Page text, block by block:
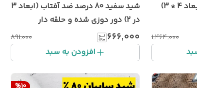
شید سفید سایبان 80%(ابعاد 4 * 3)
۱٬۴۶۴٬۰۰۰
شید سفید 80 درصد ضد آفتاب (ابعاد 3
در 2) دور دوزی شده و حلقه دار
۶۶۶٬۰۰۰ ۸۹۱٬۰۰۰
افزودن به سبد